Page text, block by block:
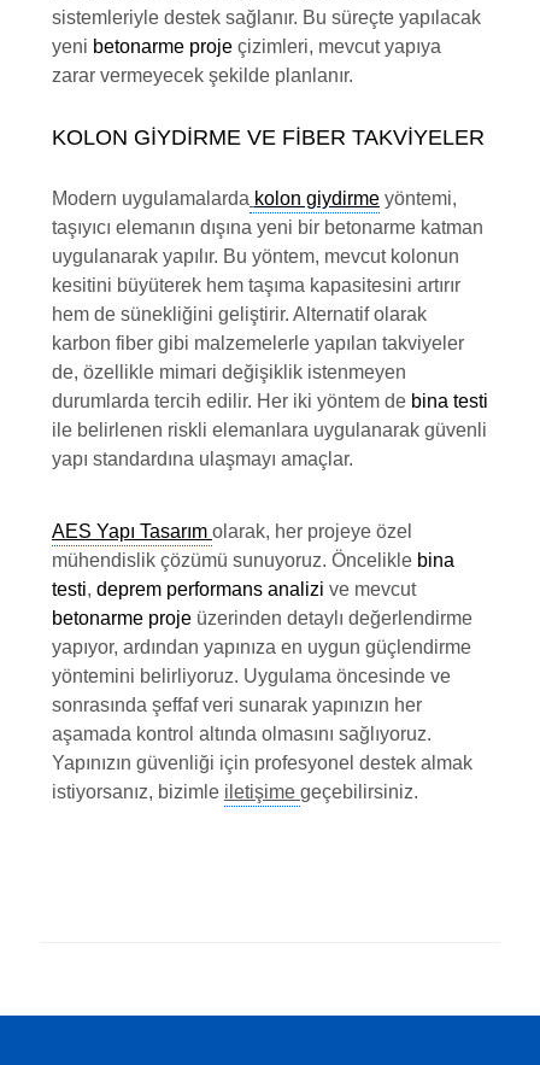
sistemleriyle destek sağlanır. Bu süreçte yapılacak
yeni betonarme projeçizimleri, mevcut yapıya
zarar vermeyecek şekilde planlanır.
KOLON GIYDIRME VE FIBER TAKVIYELER
Modern uygulamalarda kolon giydirmeyöntemi,
taşıyıcı elemanın dışına yeni bir betonarme katman
uygulanarak yapılır. Bu yöntem, mevcut kolonun
kesitini büyüterek hem taşıma kapasitesini artırır
hem de sünekliğini geliştirir. Alternatif olarak
karbon fiber gibi malzemelerle yapılan takviyeler
de, özellikle mimari değişiklik istenmeyen
durumlarda tercih edilir. Her iki yöntem de bina testi
ile belirlenen riskli elemanlara uygulanarak güvenli
yapı standardına ulaşmayı amaçlar.
AES Yapı Tasarım olarak, her projeye özel
mühendislik çözümü sunuyoruz. Öncelikle bina
testi, deprem performans analizi ve mevcut
betonarme projeüzerinden detaylı değerlendirme
yapıyor, ardından yapınıza en uygun güçlendirme
yöntemini belirliyoruz. Uygulama öncesinde ve
sonrasında şeffaf veri sunarak yapınızın her
aşamada kontrol altında olmasını sağlıyoruz.
Yapınızın güvenliği için profesyonel destek almak
istiyorsanız, bizimle iletişime geçebilirsiniz.